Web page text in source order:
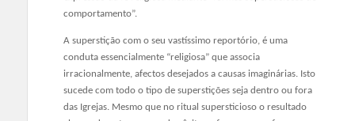
comportamento”.
A superstição com o seu vastíssimo reportório, é uma
conduta essencialmente “religiosa” que associa
irracionalmente, afectos desejados a causas imaginárias. Isto
sucede com todo o tipo de superstições seja dentro ou fora
das Igrejas. Mesmo que no ritual supersticioso o resultado